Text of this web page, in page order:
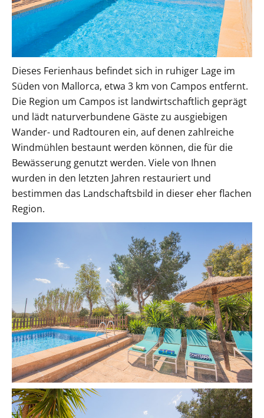
Dieses Ferienhaus befindet sich in ruhiger Lage im
Süden von Mallorca, etwa 3 km von Campos entfernt.
Die Region um Campos ist landwirtschaftlich geprägt
und lädt naturverbundene Gäste zu ausgiebigen
Wander- und Radtouren ein, auf denen zahlreiche
Windmühlen bestaunt werden können, die für die
Bewässerung genutzt werden. Viele von Ihnen
wurden in den letzten Jahren restauriert und
bestimmen das Landschaftsbild in dieser eher flachen
Region.